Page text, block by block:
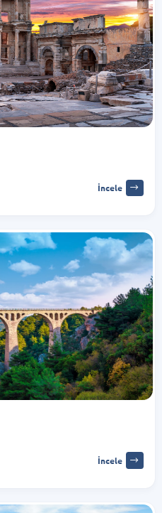
İncele
İncele